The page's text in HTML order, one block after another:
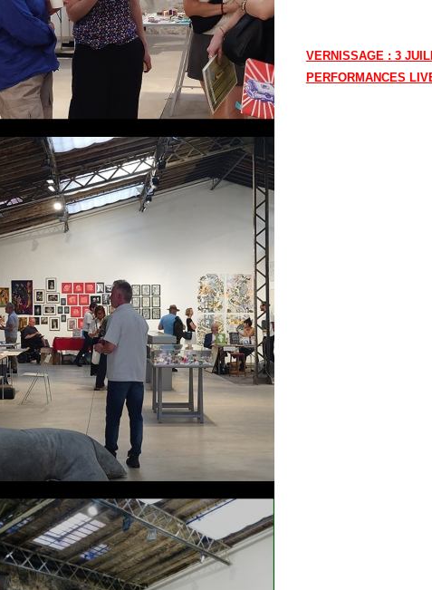
VERNISSAGE : 3
PERFORMANCES